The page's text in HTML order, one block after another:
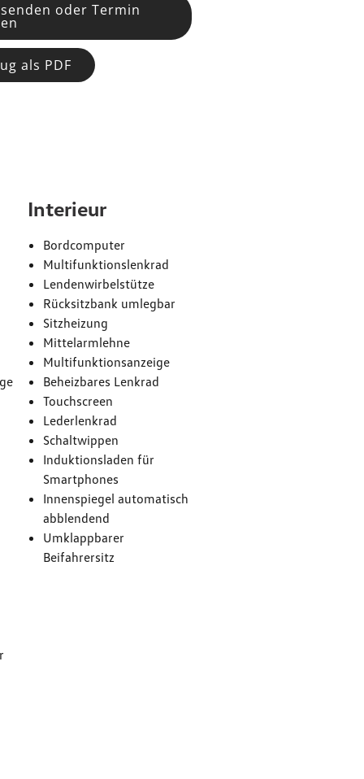
oder Termin
als PDF
Interieur
Bordcomputer
Multifunktionslenkrad
Lendenwirbelstütze
Rücksitzbank umlegbar
Sitzheizung
Mittelarmlehne
Multifunktionsanzeige
Beheizbares Lenkrad
Touchscreen
Lederlenkrad
Schaltwippen
Induktionsladen für
Smartphones
Innenspiegel automatisch
abblendend
Umklappbarer
Beifahrersitz